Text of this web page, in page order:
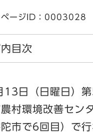
ページID：0003028
目次
13日（日曜日）
村環境改善セン
陀市で6回目）で